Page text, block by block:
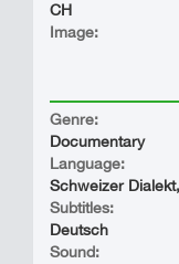
CH
Image:
Genre:
Documentary
Language:
Schweizer
Subtitles:
Deutsch
Sound: